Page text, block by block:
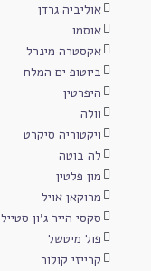
אוליביה גרדן
אוסמו
אקסטרה מינרל
ביוטופ ים המלח
היפרטין
וולה
ויקטוריה סיקרט
לה בוטה
מון פלטין
מרוקאן אויל
סקסי הייר ג'ון סטייל
פול מיטשל
קרייזי קולור